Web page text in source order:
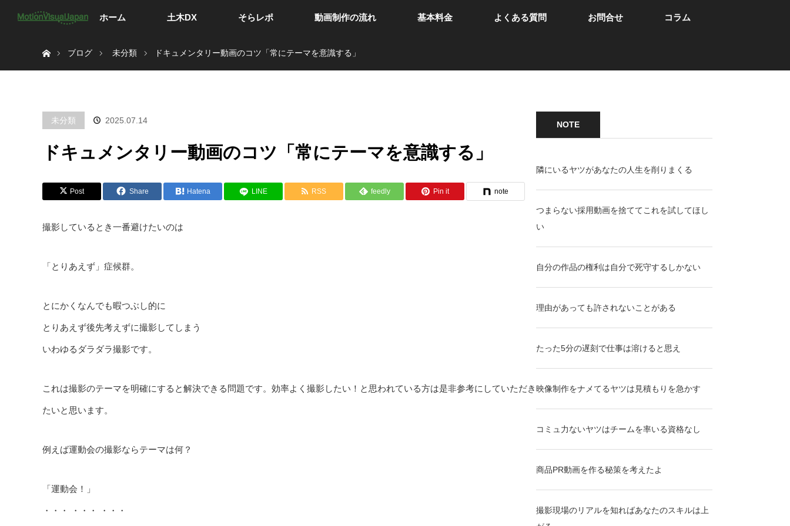
ホーム 土木DX そらレポ 動画制作の流れ 基本料金 よくある質問 お問合せ コラム
ブログ
未分類 ドキュメンタリー動画のコツ「常にテーマを意識する」
未分類 2025.07.14
ドキュメンタリー動画のコツ「常にテーマを意識する」
Post Share Hatena LINE RSS feedly Pin it note
撮影しているとき一番避けたいのは
「とりあえず」症候群。
とにかくなんでも暇つぶし的に
とりあえず後先考えずに撮影してしまう
いわゆるダラダラ撮影です。
これは撮影のテーマを明確にすると解決できる問題です。効率よく撮影したい！と思われている方は是非参考にしていただき
たいと思います。
例えば運動会の撮影ならテーマは何？
「運動会！」
・・・ ・・・ ・・・
NOTE
隣にいるヤツがあなたの人生を削りまくる
つまらない採用動画を捨ててこれを試してほし
い
自分の作品の権利は自分で死守するしかない
理由があっても許されないことがある
たった5分の遅刻で仕事は溶けると思え
映像制作をナメてるヤツは見積もりを急かす
コミュ力ないヤツはチームを率いる資格なし
商品PR動画を作る秘策を考えたよ
撮影現場のリアルを知ればあなたのスキルは上